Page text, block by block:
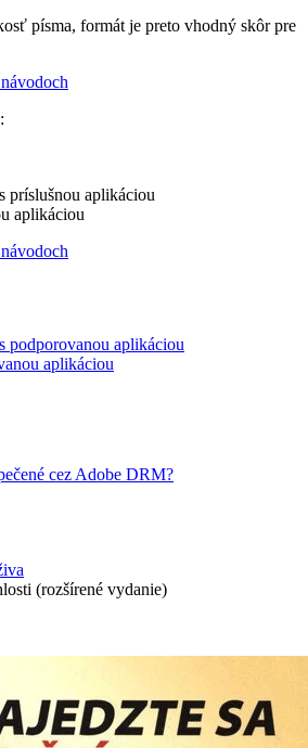
písma, formát je preto vhodný skôr pre
príslušnou aplikáciou
aplikáciou
s podporovanou aplikáciou
aplikáciou
cez Adobe DRM?
(rozšírené vydanie)